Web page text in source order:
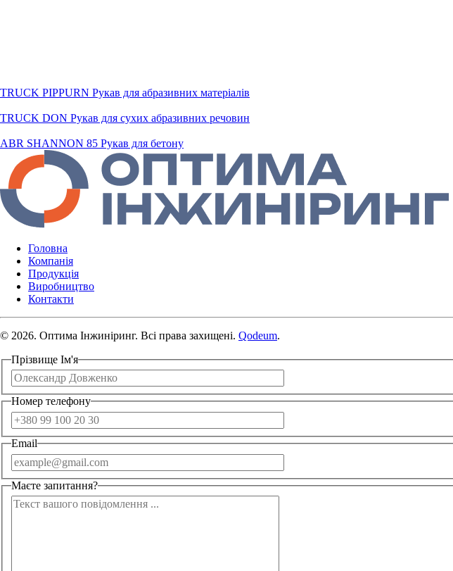
TRUCK PIPPURN Рукав для абразивних матеріалів
TRUCK DON Рукав для сухих абразивних речовин
ABR SHANNON 85 Рукав для бетону
Головна
Компанія
Продукція
Виробництво
Контакти
© 2026. Оптима Інжиніринг. Всі права захищені. Qodeum.
Прізвище Ім'я
Номер телефону
Email
Маєте запитання?